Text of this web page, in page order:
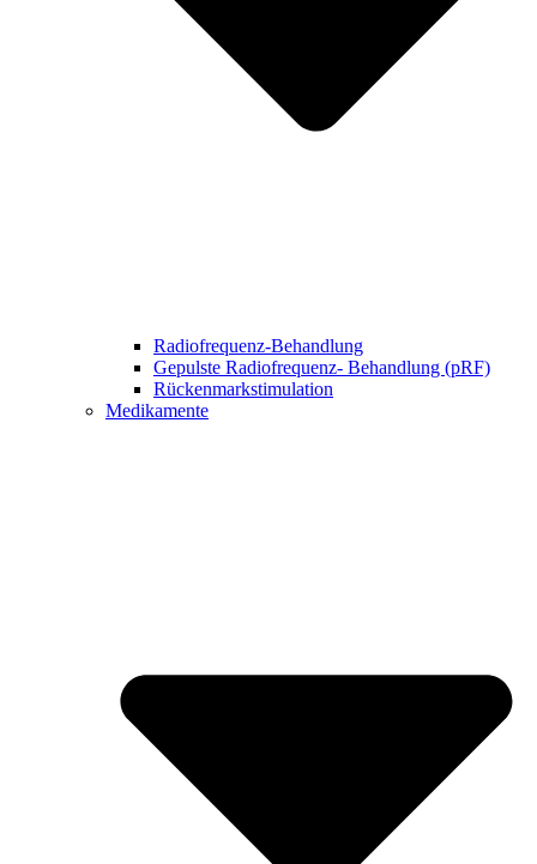
Radiofrequenz-Behandlung
Gepulste Radiofrequenz- Behandlung (pRF)
Rückenmarkstimulation
Medikamente